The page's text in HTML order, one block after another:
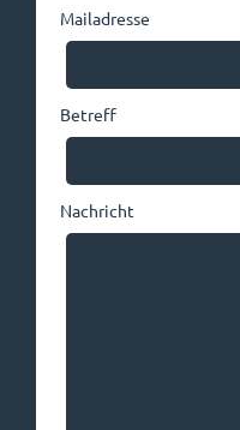
Mailadresse
Betreff
Nachricht